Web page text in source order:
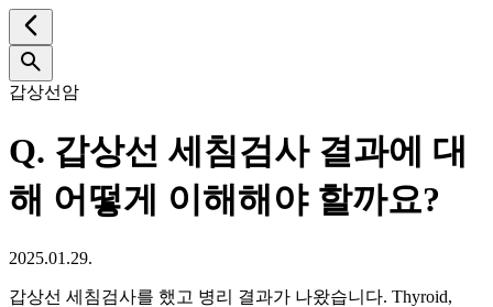
갑상선암
Q. 갑상선 세침검사 결과에 대
해 어떻게 이해해야 할까요?
2025.01.29.
갑상선 세침검사를 했고 병리 결과가 나왔습니다. Thyroid,